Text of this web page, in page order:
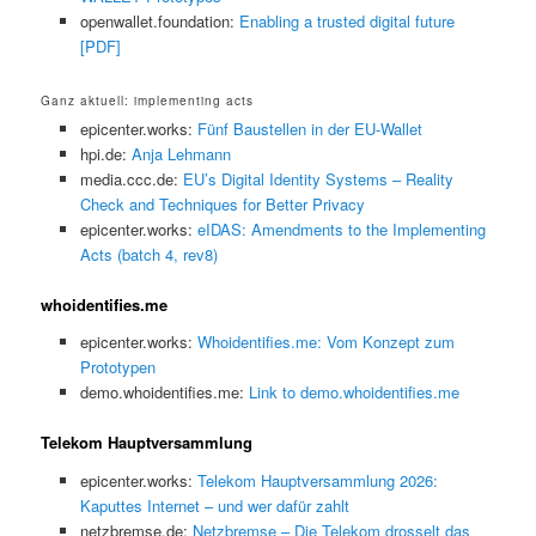
openwallet.foundation: Enabling a trusted digital future
[PDF]
Ganz aktuell: implementing acts
epicenter.works: Fünf Baustellen in der EU-Wallet
hpi.de: Anja Lehmann
media.ccc.de: EU’s Digital Identity Systems – Reality
Check and Techniques for Better Privacy
epicenter.works: eIDAS: Amendments to the Implementing
Acts (batch 4, rev8)
whoidentifies.me
epicenter.works: Whoidentifies.me: Vom Konzept zum
Prototypen
demo.whoidentifies.me: Link to demo.whoidentifies.me
Telekom Hauptversammlung
epicenter.works: Telekom Hauptversammlung 2026:
Kaputtes Internet – und wer dafür zahlt
netzbremse.de: Netzbremse – Die Telekom drosselt das